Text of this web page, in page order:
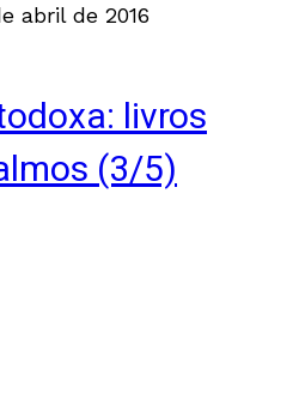
abril de 2016
livros
(3/5)